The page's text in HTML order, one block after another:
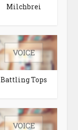
Milchbrei
Battling Tops